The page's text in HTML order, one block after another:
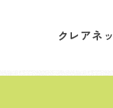
クレアネ